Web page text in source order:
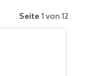
Seite 1 von 12